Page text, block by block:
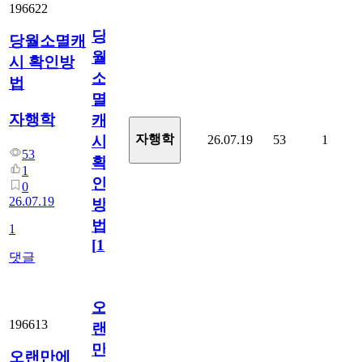
196622
당월소멸캐
시 확인방
법
자행학
53
1
0
26.07.19
1
댓글
당
월
소
멸
캐
시
확
인
방
법
[1]
자행학 26.07.19 53 1
196613
오랜만에
오
랜
만